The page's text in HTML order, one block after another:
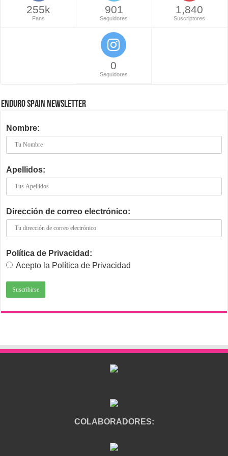
255k
Fans
901
Seguidores
1,840
Suscriptores
0
Seguidores
ENDURO SPAIN NEWSLETTER
Nombre:
Apellidos:
Dirección de correo electrónico:
Política de Privacidad:
Acepto la Política de Privacidad
COLABORADORES: